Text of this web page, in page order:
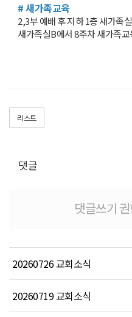
# 새가족교육
2,3부 예배 후 지하 1층 새가족
새가족실B에서 8주차 새가족
리스트
댓글
댓글쓰기
20260726 교회소식
20260719 교회소식